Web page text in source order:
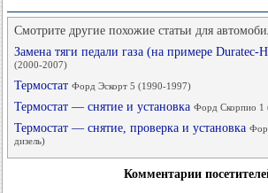
Смотрите другие похожие статьи для
Замена тяги педали газа (на примере Duratec-
(2000-2007)
Термостат Форд Эскорт 5 (1990-1997)
Термостат — снятие и установка Форд Скорпио 1
Термостат — снятие, проверка и установка
дизель)
Комментарии